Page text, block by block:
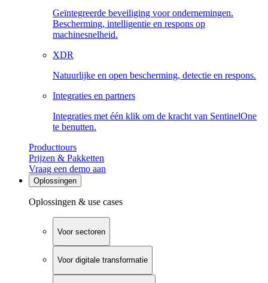
Geïntegreerde beveiliging voor ondernemingen.
Bescherming, intelligentie en respons op
machinesnelheid.
XDR
Natuurlijke en open bescherming, detectie en respons.
Integraties en partners
Integraties met één klik om de kracht van SentinelOne
te benutten.
Producttours
Prijzen & Pakketten
Vraag een demo aan
Oplossingen
Oplossingen & use cases
Voor sectoren
Voor digitale transformatie